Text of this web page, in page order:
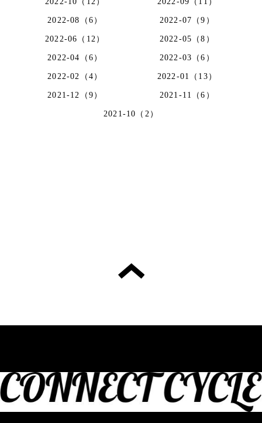
2022-08（6） 2022-07（9）
2022-06（12） 2022-05（8）
2022-04（6） 2022-03（6）
2022-02（4） 2022-01（13）
2021-12（9） 2021-11（6）
2021-10（2）